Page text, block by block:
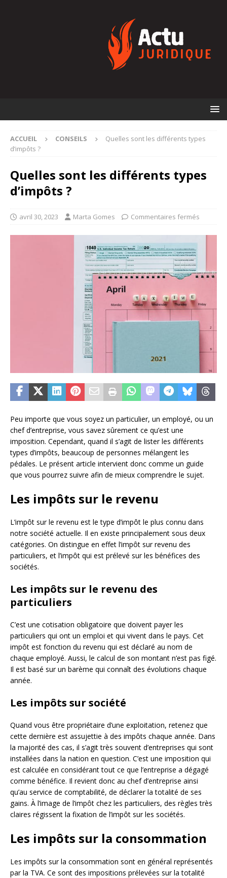
ACCUEIL CONSEILS
Quelles sont les différents types
d’impôts ?
Quelles sont les différents types
d’impôts ?
avril 30, 2023 Marta Gomes Commentaires fermés
Peu importe que vous soyez un particulier, un employé, ou un
chef d’entreprise, vous savez sûrement ce qu’est une
imposition. Cependant, quand il s’agit de lister les différents
types d’impôts, beaucoup de personnes mélangent les
pédales. Le présent article intervient donc comme un guide
que vous pourrez suivre afin de mieux comprendre le sujet.
Les impôts sur le revenu
L’impôt sur le revenu est le type d’impôt le plus connu dans
notre société actuelle. Il en existe principalement sous deux
catégories. On distingue en effet l’impôt sur revenu des
particuliers, et l’impôt qui est prélevé sur les bénéfices des
sociétés.
Les impôts sur le revenu des
particuliers
C’est une cotisation obligatoire que doivent payer les
particuliers qui ont un emploi et qui vivent dans le pays. Cet
impôt est fonction du revenu qui est déclaré au nom de
chaque employé. Aussi, le calcul de son montant n’est pas figé.
Il est basé sur un barème qui connaît des évolutions chaque
année.
Les impôts sur société
Quand vous être propriétaire d’une exploitation, retenez que
cette dernière est assujettie à des impôts chaque année. Dans
la majorité des cas, il s’agit très souvent d’entreprises qui sont
installées dans la nation en question. C’est une imposition qui
est calculée en considérant tout ce que l’entreprise a dégagé
comme bénéfice. Il revient donc au chef d’entreprise ainsi
qu’au service de comptabilité, de déclarer la totalité de ses
gains. À l’image de l’impôt chez les particuliers, des règles très
claires régissent la fixation de l’impôt sur les sociétés.
Les impôts sur la consommation
Les impôts sur la consommation sont en général représentés
par la TVA. Ce sont des impositions prélevées sur la totalité